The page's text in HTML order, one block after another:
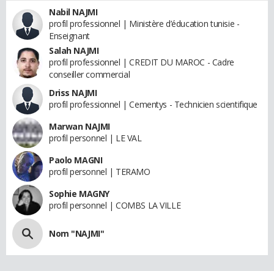
Nabil NAJMI
profil professionnel | Ministère d’éducation tunisie -
Enseignant
Salah NAJMI
profil professionnel | CREDIT DU MAROC - Cadre
conseiller commercial
Driss NAJMI
profil professionnel | Cementys - Technicien scientifique
Marwan NAJMI
profil personnel | LE VAL
Paolo MAGNI
profil personnel | TERAMO
Sophie MAGNY
profil personnel | COMBS LA VILLE
Nom "NAJMI"